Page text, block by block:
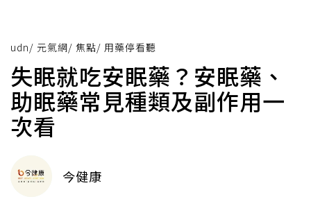
udn/ 元氣網/ 焦點/ 用藥停看聽
失眠就吃安眠藥？安眠藥、
助眠藥常見種類及副作用一
次看
今健康